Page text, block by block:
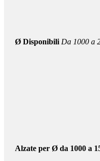
Ø DisponibiliDa 1000 a
Alzate per Ø da 1000 a